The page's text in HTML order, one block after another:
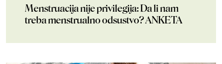
Menstruacija nije privilegija: Da li nam
treba menstrualno odsustvo? ANKETA